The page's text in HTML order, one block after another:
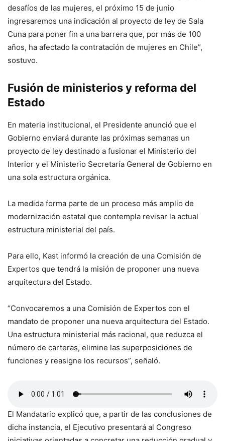
desafíos de las mujeres, el próximo 15 de junio
ingresaremos una indicación al proyecto de ley de Sala
Cuna para poner fin a una barrera que, por más de 100
años, ha afectado la contratación de mujeres en Chile”,
sostuvo.
Fusión de ministerios y reforma del
Estado
En materia institucional, el Presidente anunció que el
Gobierno enviará durante las próximas semanas un
proyecto de ley destinado a fusionar el Ministerio del
Interior y el Ministerio Secretaría General de Gobierno en
una sola estructura orgánica.
La medida forma parte de un proceso más amplio de
modernización estatal que contempla revisar la actual
estructura ministerial del país.
Para ello, Kast informó la creación de una Comisión de
Expertos que tendrá la misión de proponer una nueva
arquitectura del Estado.
“Convocaremos a una Comisión de Expertos con el
mandato de proponer una nueva arquitectura del Estado.
Una estructura ministerial más racional, que reduzca el
número de carteras, elimine las superposiciones de
funciones y reasigne los recursos”, señaló.
El Mandatario explicó que, a partir de las conclusiones de
dicha instancia, el Ejecutivo presentará al Congreso